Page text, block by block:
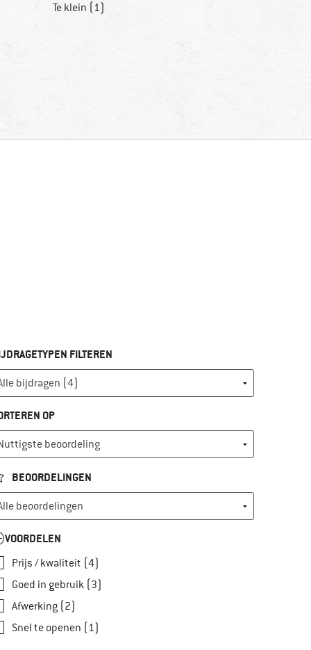
Te klein (1)
FILTEREN
OP
BEOORDELINGEN
VOORDELEN
Prijs / kwaliteit (4)
Goed in gebruik (3)
Afwerking (2)
Snel te openen (1)